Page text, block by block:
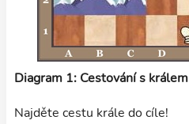
Diagram 1: Cestování s králem
Najděte cestu krále do cíle!